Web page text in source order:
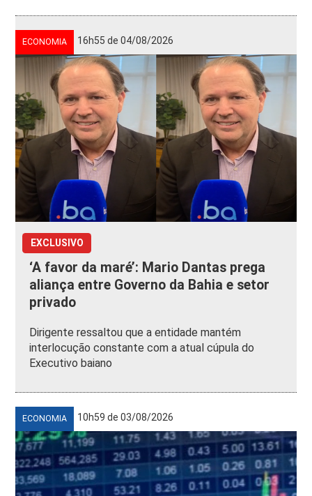
ECONOMIA 16h55 de 04/08/2026
EXCLUSIVO
‘A favor da maré’: Mario Dantas prega
aliança entre Governo da Bahia e setor
privado
Dirigente ressaltou que a entidade mantém
interlocução constante com a atual cúpula do
Executivo baiano
ECONOMIA 10h59 de 03/08/2026